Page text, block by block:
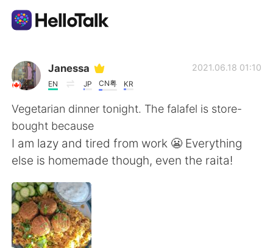
語言交換應用
AI Grammar Checker
繁體中文
English
Español
Janessa
EN JP CN粤 KR
2021.06.18 01:10
Vegetarian dinner tonight. The falafel is store-
bought because
I am lazy and tired from work 😬 Everything
else is homemade though, even the raita!